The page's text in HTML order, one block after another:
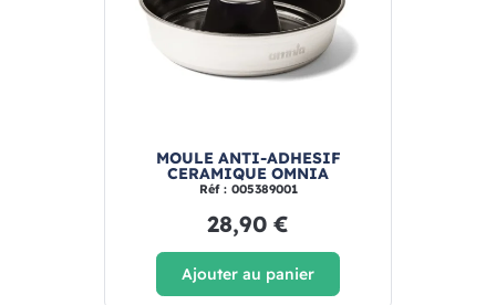
MOULE ANTI-ADHESIF
CERAMIQUE OMNIA
Réf : 005389001
28,90 €
Ajouter au panier